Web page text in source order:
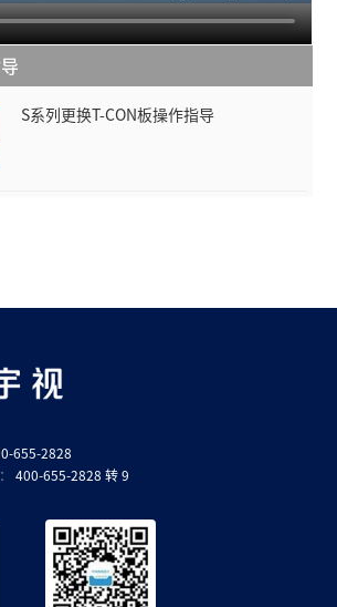
S系列更换T-CON板操作指导
655-2828
400-655-2828 转 9